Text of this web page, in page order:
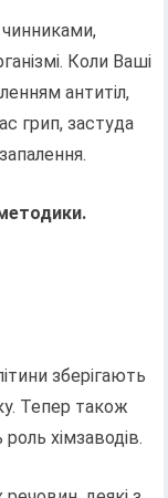
Коли Ваші
антитіл,
грип, застуда
зберігають
Тепер також
хімзаводів.